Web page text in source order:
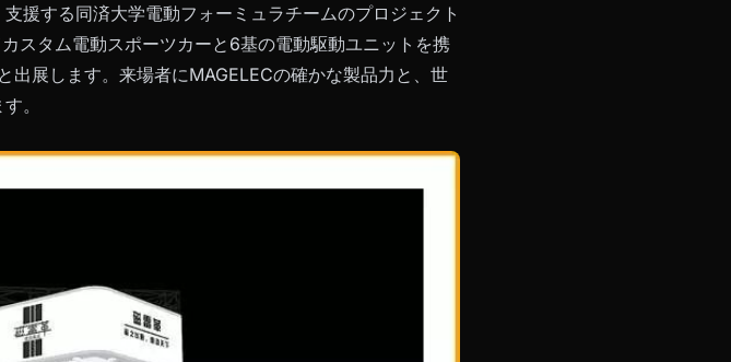
援する同済大学電動フォーミュラチームのプロジェクト
スタム電動スポーツカーと6基の電動駆動ユニットを携
出展します。来場者にMAGELECの確かな製品力と、世
。